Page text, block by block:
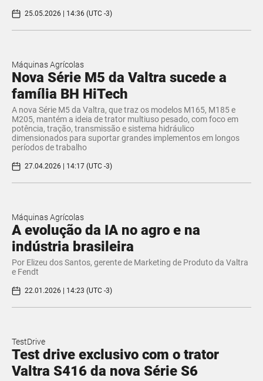
25.05.2026 | 14:36 (UTC -3)
Máquinas Agrícolas
Nova Série M5 da Valtra sucede a
família BH HiTech
A nova Série M5 da Valtra, que traz os modelos M165, M185 e
M205, mantém a ideia de trator multiuso pesado, com foco em
potência, tração, transmissão e sistema hidráulico
dimensionados para suportar grandes implementos em longos
períodos de trabalho
27.04.2026 | 14:17 (UTC -3)
Máquinas Agrícolas
A evolução da IA no agro e na
indústria brasileira
Por Elizeu dos Santos, gerente de Marketing de Produto da Valtra
e Fendt
22.01.2026 | 14:23 (UTC -3)
TestDrive
Test drive exclusivo com o trator
Valtra S416 da nova Série S6